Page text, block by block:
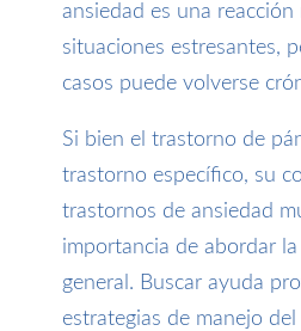
ansiedad es una
situaciones estresantes,
casos puede volverse
Si bien el trastorno de
trastorno específico, su
trastornos de ansiedad
importancia de abordar
general. Buscar ayuda
estrategias de manejo